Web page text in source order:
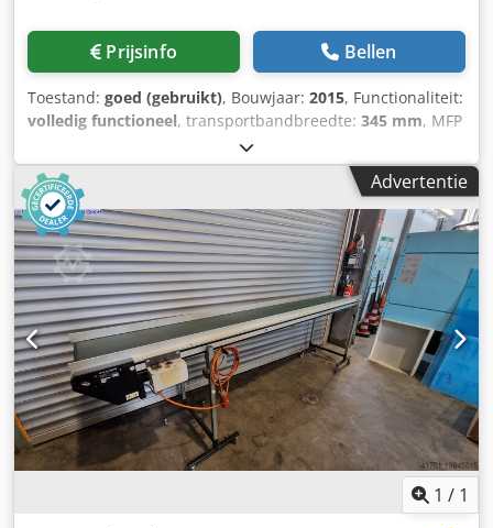
Prijsinfo Bellen
Toestand: goed (gebruikt), Bouwjaar: 2015, Functionaliteit:
volledig functioneel, transportbandbreedte: 345 mm, MFP
hoekbandtransporteur Artikelnummer: 503713 Type
machine/apparaat: bandtransporteur Fabrikant: MFP Type:
hoekbandtransporteur Bouwjaar: 2015 met kunststof
geleidplaatbanden Dcodpfx Aszrna Tem Rok 200 cm x 60
cm x 150 cm (70 cm inloop) Aansluitstekker: 16 A
Bandbreedte: 345 mm Afstand tussen de ribben: 300 mm
Hoogte van de ribben: 30 mm
Advertentie
1 / 1